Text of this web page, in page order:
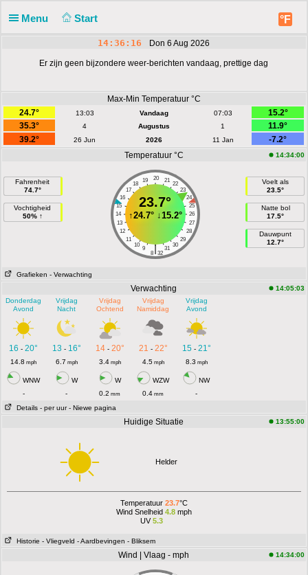
Menu Start °F
14:36:16 Don 6 Aug 2026
Er zijn geen bijzondere weer-berichten vandaag, prettige dag
Max-Min Temperatuur °C
24.7°
13:03 Vandaag 07:03
15.2°
35.3°
4 Augustus 1
11.9°
39.2°
26 Jun 2026 11 Jan
-7.2°
Temperatuur °C
14:34:00
Fahrenheit
74.7°
Vochtigheid
50% ↑
20
19 21
18
22
17
23
16
24
15
25
14
26
13
27
12
28
11
29
10
30
9 31
|
8 32
23.7°
↑24.7°↓15.2°
Voelt als
23.5°
Natte bol
17.5°
Dauwpunt
12.7°
Grafieken - Verwachting
Verwachting
14:05:03
Donderdag
Avond
Vrijdag
Nacht
Vrijdag
Ochtend
Vrijdag
Namiddag
Vrijdag
Avond
16 -20° 13 - 16° 14- 20° 21 - 22° 15- 21°
14.8 mph 6.7 mph 3.4mph 4.5mph 8.3 mph
WNW W W WZW
NW
-
- 0.2 mm 0.4 mm
-
Details - per uur - Niewe pagina
Huidige Situatie 13:55:00
Helder
Temperatuur 23.7°C
Wind Snelheid 4.8mph
UV5.3
Historie - Vliegveld - Aardbevingen - Bliksem
Wind | Vlaag - mph 14:34:00